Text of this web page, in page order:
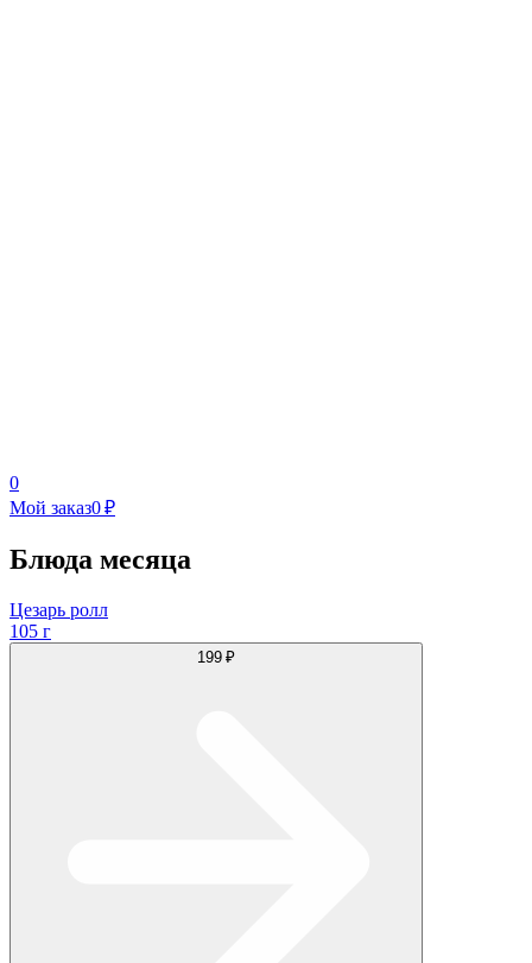
0
Мой заказ0 ₽
Блюда месяца
Цезарь ролл
105 г
199 ₽